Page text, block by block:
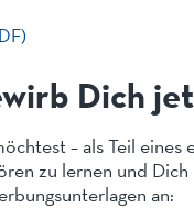
Dich
– als Teil
zu lernen und
an: